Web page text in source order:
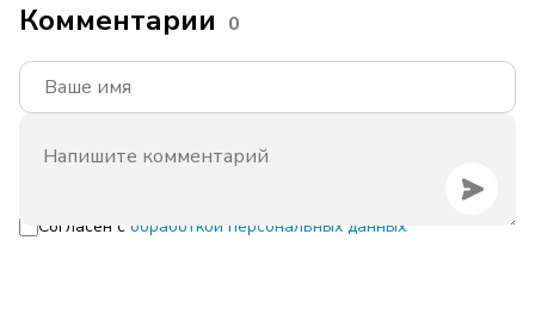
Комментарии 0
Согласен с обработкой персональных данных